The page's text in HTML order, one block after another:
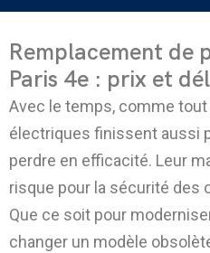
Remplacement de
Paris 4e : prix et
Avec le temps, comme
électriques finissent aussi
perdre en efficacité. Leur
risque pour la sécurité des
Que ce soit pour
changer un modèle